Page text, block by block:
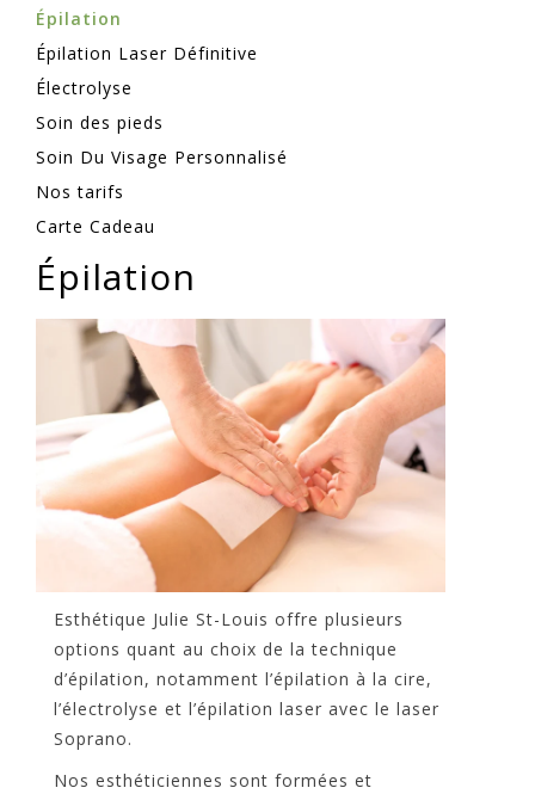
Épilation
Épilation Laser Définitive
Électrolyse
Soin des pieds
Soin Du Visage Personnalisé
Nos tarifs
Carte Cadeau
Épilation
Esthétique Julie St-Louis offre plusieurs
options quant au choix de la technique
d’épilation, notamment l’épilation à la cire,
l’électrolyse et l’épilation laser avec le laser
Soprano.
Nos esthéticiennes sont formées et